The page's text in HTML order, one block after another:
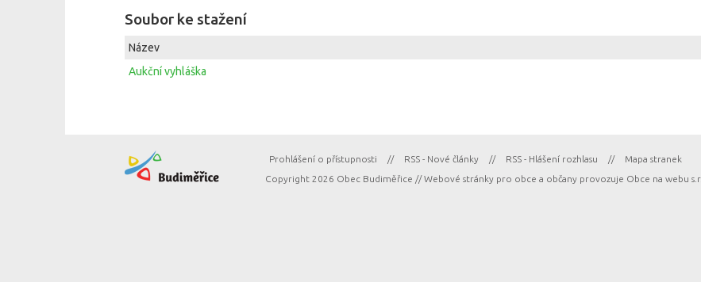
Soubor ke stažení
Název
Aukční vyhláška
Prohlášení o přístupnosti // RSS - Nové články // RSS - Hlášení rozhlasu //
Mapa stranek
Copyright 2026 Obec Budiměřice // Webové stránky pro obce a občany provozuje Obce na webu